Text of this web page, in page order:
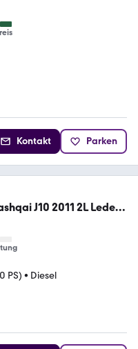
Kontakt Parken
J10 2011 2L Leder
PS) • Diesel